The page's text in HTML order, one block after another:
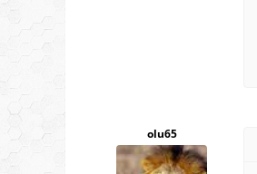
olu65